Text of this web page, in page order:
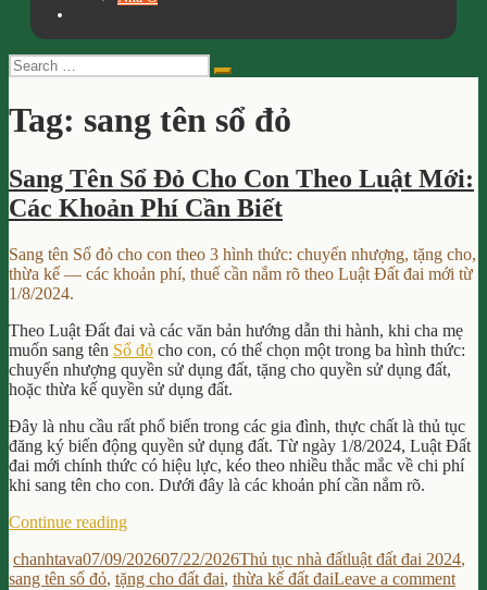
Search
for:
Search
Tag: sang tên sổ đỏ
Sang Tên Sổ Đỏ Cho Con Theo Luật Mới:
Các Khoản Phí Cần Biết
Sang tên Sổ đỏ cho con theo 3 hình thức: chuyển nhượng, tặng cho,
thừa kế — các khoản phí, thuế cần nắm rõ theo Luật Đất đai mới từ
1/8/2024.
Theo Luật Đất đai và các văn bản hướng dẫn thi hành, khi cha mẹ
muốn sang tên Sổ đỏ cho con, có thể chọn một trong ba hình thức:
chuyển nhượng quyền sử dụng đất, tặng cho quyền sử dụng đất,
hoặc thừa kế quyền sử dụng đất.
Đây là nhu cầu rất phổ biến trong các gia đình, thực chất là thủ tục
đăng ký biến động quyền sử dụng đất. Từ ngày 1/8/2024, Luật Đất
đai mới chính thức có hiệu lực, kéo theo nhiều thắc mắc về chi phí
khi sang tên cho con. Dưới đây là các khoản phí cần nắm rõ.
Continue reading“Sang
Sổ
Đỏ
Author
chanhtavaPosted
on
07/09/202607/22/2026Categories
Thủ tục nhà đấtTags
luật đất đai 2024,
sang tên sổ đỏ, tặng cho đất đai, thừa kế đất đaiLeave a commenton